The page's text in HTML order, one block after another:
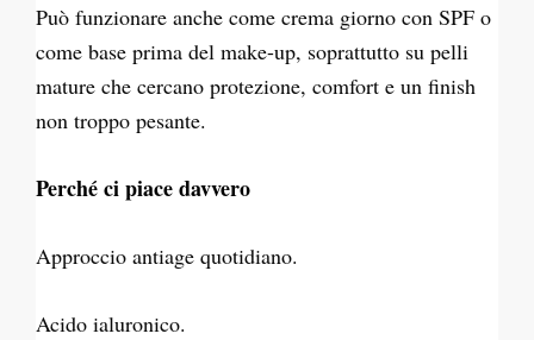
Può funzionare anche come crema giorno con SPF o
come base prima del make-up, soprattutto su pelli
mature che cercano protezione, comfort e un finish
non troppo pesante.
Perché ci piace davvero
Approccio antiage quotidiano.
Acido ialuronico.